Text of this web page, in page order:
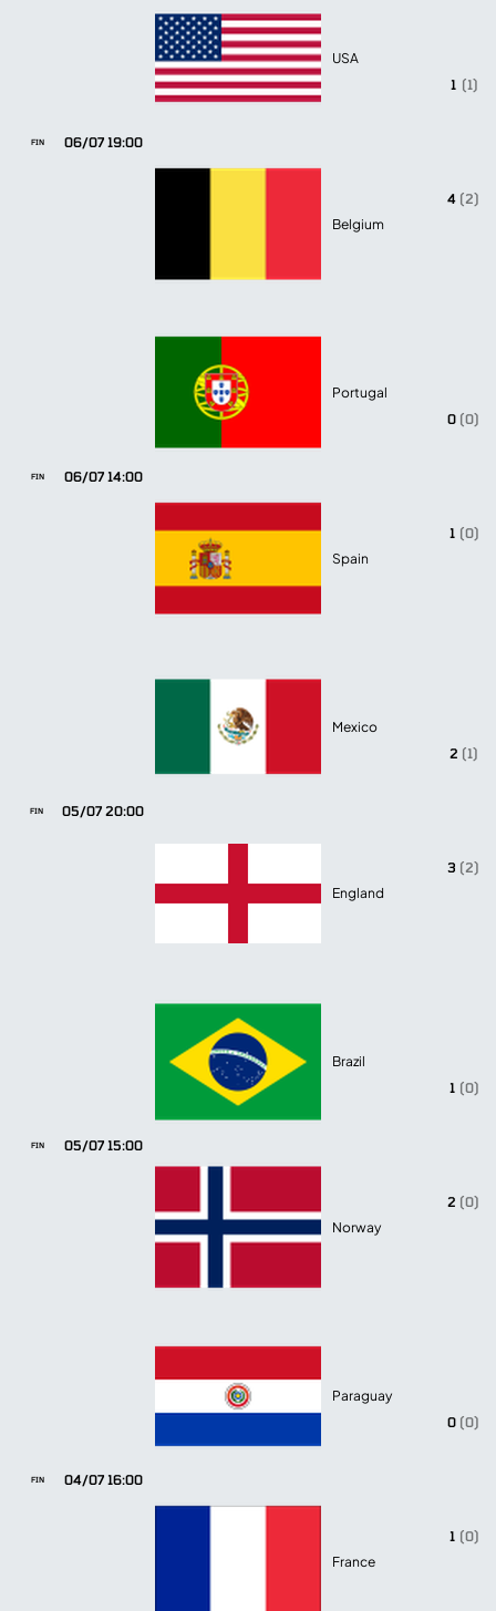
06/07 19:00
FIN
USA
Belgium
1 (1)
4 (2)
06/07 14:00
FIN
Portugal
Spain
0 (0)
1 (0)
05/07 20:00
FIN
Mexico
England
2 (1)
3 (2)
05/07 15:00
FIN
Brazil
Norway
1 (0)
2 (0)
04/07 16:00
FIN
Paraguay
France
0 (0)
1 (0)